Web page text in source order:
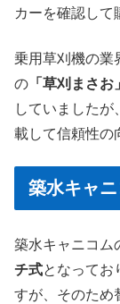
カーを確認して
乗用草刈機の業
の 「草刈まさお」
していましたが
載して信頼性の
築水キャ
築水キャニコム
チ式となってお
すが、そのため